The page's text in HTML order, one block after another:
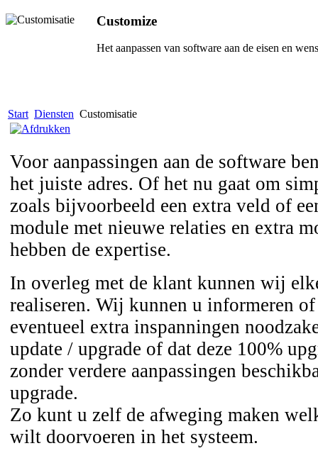
Customize
Het aanpassen van software aan de eisen en
Start Diensten Customisatie
Voor aanpassingen aan de software
het juiste adres. Of het nu gaat om
zoals bijvoorbeeld een extra veld of
module met nieuwe relaties en extra
hebben de expertise.
In overleg met de klant kunnen wij
realiseren. Wij kunnen u informeren of
eventueel extra inspanningen
update / upgrade of dat deze 100%
zonder verdere aanpassingen
upgrade.
Zo kunt u zelf de afweging maken
wilt doorvoeren in het systeem.